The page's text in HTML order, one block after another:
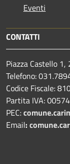
Eventi
CONTATTI
Piazza Castello
Telefono:
Codice Fiscale:
Partita IVA:
PEC:
Email: